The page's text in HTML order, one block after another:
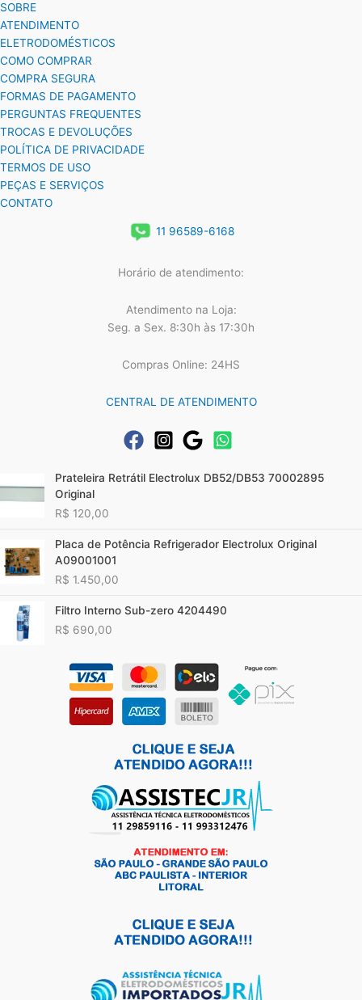
SOBRE
ATENDIMENTO
ELETRODOMÉSTICOS
COMO COMPRAR
COMPRA SEGURA
FORMAS DE PAGAMENTO
PERGUNTAS FREQUENTES
TROCAS E DEVOLUÇÕES
POLÍTICA DE PRIVACIDADE
TERMOS DE USO
PEÇAS E SERVIÇOS
CONTATO
11 96589-6168
Horário de atendimento:
Atendimento na Loja:
Seg. a Sex. 8:30h às 17:30h
Compras Online: 24HS
CENTRAL DE ATENDIMENTO
Prateleira Retrátil Electrolux DB52/DB53 70002895
Original
R$ 120,00
Placa de Potência Refrigerador Electrolux Original
A09001001
R$ 1.450,00
Filtro Interno Sub-zero 4204490
R$ 690,00